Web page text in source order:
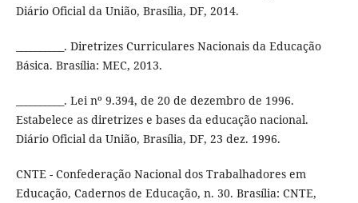
Diário Oficial da União, Brasília, DF, 2014.
__________. Diretrizes Curriculares Nacionais da Educação
Básica. Brasília: MEC, 2013.
__________. Lei nº 9.394, de 20 de dezembro de 1996.
Estabelece as diretrizes e bases da educação nacional.
Diário Oficial da União, Brasília, DF, 23 dez. 1996.
CNTE - Confederação Nacional dos Trabalhadores em
Educação, Cadernos de Educação, n. 30. Brasília: CNTE,